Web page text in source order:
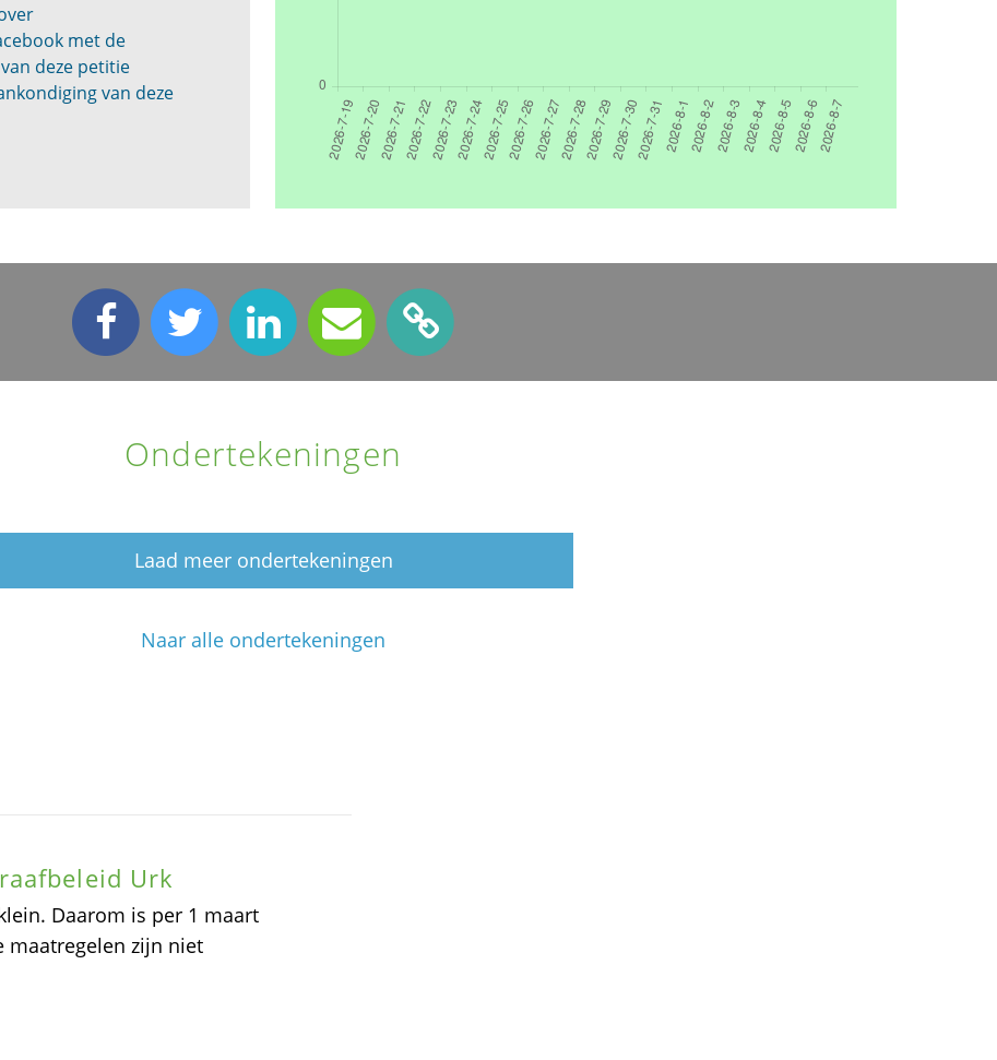
met de
deze petitie
van deze
Ondertekeningen
Laad meer ondertekeningen
Naar alle ondertekeningen
Urk
Daarom is per 1 maart
maatregelen zijn niet